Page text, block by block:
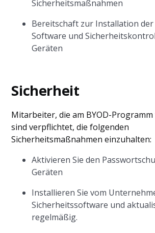
Sicherheitsmaßnahmen
Bereitschaft zur Installation
Software und
Geräten
Sicherheit
Mitarbeiter, die am BYOD-
sind verpflichtet, die folgenden
Sicherheitsmaßnahmen einzuhalten:
Aktivieren Sie den
Geräten
Installieren Sie vom
Sicherheitssoftware und
regelmäßig.